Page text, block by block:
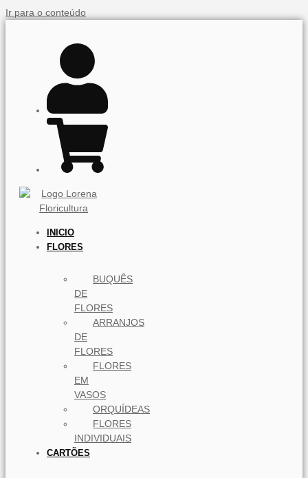
Ir para o conteúdo
INICIO
FLORES
BUQUÊS
DE
FLORES
ARRANJOS
DE
FLORES
FLORES
EM
VASOS
ORQUÍDEAS
FLORES
INDIVIDUAIS
CARTÕES